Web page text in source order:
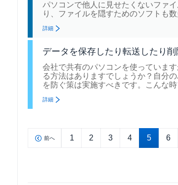
パソコンで他人に見せたくないファ
り、ファイルを隠すためのソフトも
詳細
データを保存したり転送したり
会社で共有のパソコンを使っていま
る方法はありますでしょうか？自分
を防ぐ策は実施すべきです。こんな
詳細
前へ 1 2 3 4 5 6